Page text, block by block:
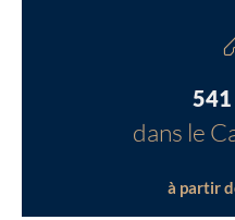
dans le
à partir